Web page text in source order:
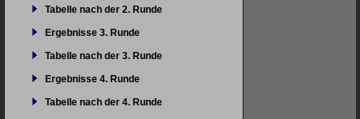
Tabelle nach der 2. Runde
Ergebnisse 3. Runde
Tabelle nach der 3. Runde
Ergebnisse 4. Runde
Tabelle nach der 4. Runde